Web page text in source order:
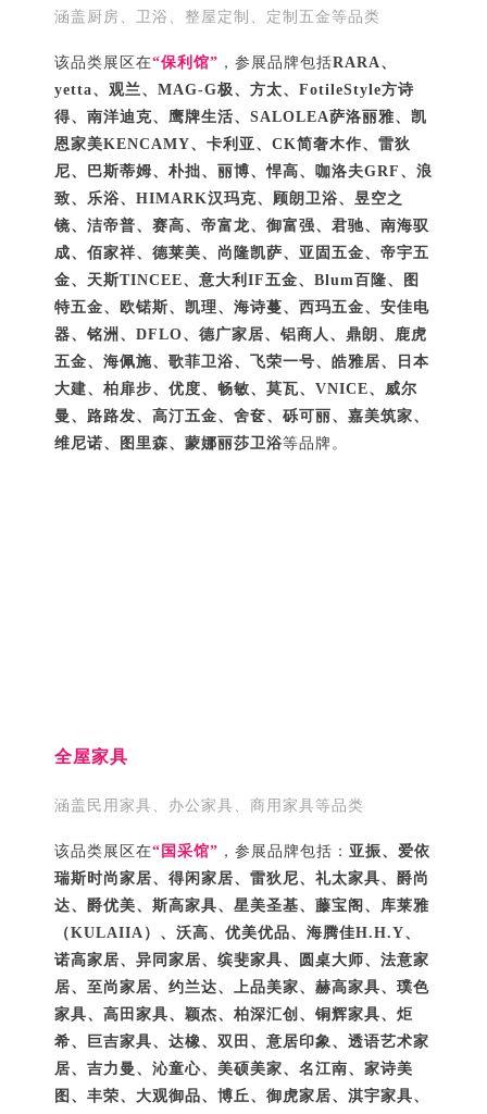
涵盖厨房、卫浴、整屋定制、定制五金等品类
该品类展区在“保利馆” ，参展品牌包括RARA、
yetta、观兰、MAG-G极、方太、FotileStyle方诗
得、 南洋迪克、 鹰牌生活、SALOLEA萨洛丽雅、凯
恩家美KENCAMY、卡利亚、CK简奢木作、雷狄
尼、巴斯蒂姆、朴拙、丽博、悍高、咖洛夫GRF、浪
致、乐浴、HIMARK汉玛克、顾朗卫浴、昱空之
镜、洁帝普、赛高、帝富龙、御富强、君驰、南海驭
成、佰家祥、德莱美、尚隆凯萨、亚固五金、帝宇五
金、天斯TINCEE、意大利IF五金、Blum百隆、图
特五金、欧锘斯、凯理、海诗蔓、西玛五金、安佳电
器、铭洲、DFLO、德广家居、铝商人、鼎朗、鹿虎
五金、海佩施、歌菲卫浴、飞荣一号、皓雅居、日本
大建、柏扉步、优度、畅敏、莫瓦、VNICE、威尔
曼、路路发、高汀五金、舍奁、砾可丽、嘉美筑家、
维尼诺、图里森、蒙娜丽莎卫浴等品牌。
全屋家具
涵盖民用家具、办公家具、商用家具等品类
该品类展区在“国采馆” ，参展品牌包括： 亚振、爱依
瑞斯时尚家居、得闲家居、雷狄尼、礼太家具、爵尚
达、爵优美、斯高家具、星美圣基、藤宝阁、库莱雅
（KULAIIA）、沃高、优美优品、海腾佳H.H.Y、
诺高家居、异同家居、缤斐家具、圆桌大师、法意家
居、至尚家居、约兰达、上品美家、赫高家具、璞色
家具、高田家具、颖杰、柏深汇创、铜辉家具、炬
希、巨吉家具、达橡、双田、意居印象、透语艺术家
居、吉力曼、沁童心、美硕美家、名江南、家诗美
图、丰荣、大观御品、博丘、御虎家居、淇宇家具、